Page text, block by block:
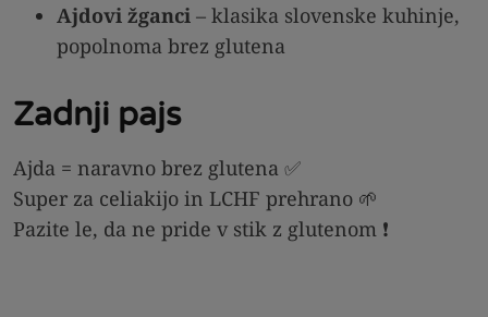
Ajdovi žganci – klasika slovenske kuhinje,
popolnoma brez glutena
Zadnji pajs
Ajda = naravno brez glutena ✅
Super za celiakijo in LCHF prehrano 🌱
Pazite le, da ne pride v stik z glutenom ❗